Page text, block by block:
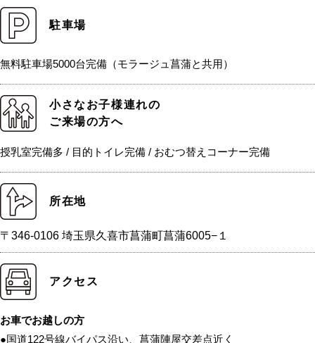
駐車場
無料駐車場5000台完備（モラージュ菖蒲と共用）
小さなお子様連れの
ご来場の方へ
授乳室完備多 / 目的トイレ完備 / おむつ替えコーナー完備
所在地
〒346-0106 埼玉県久喜市菖蒲町菖蒲6005−１
アクセス
お車でお越しの方
●国道122号線バイパス沿い、菖蒲陣屋交差点近く